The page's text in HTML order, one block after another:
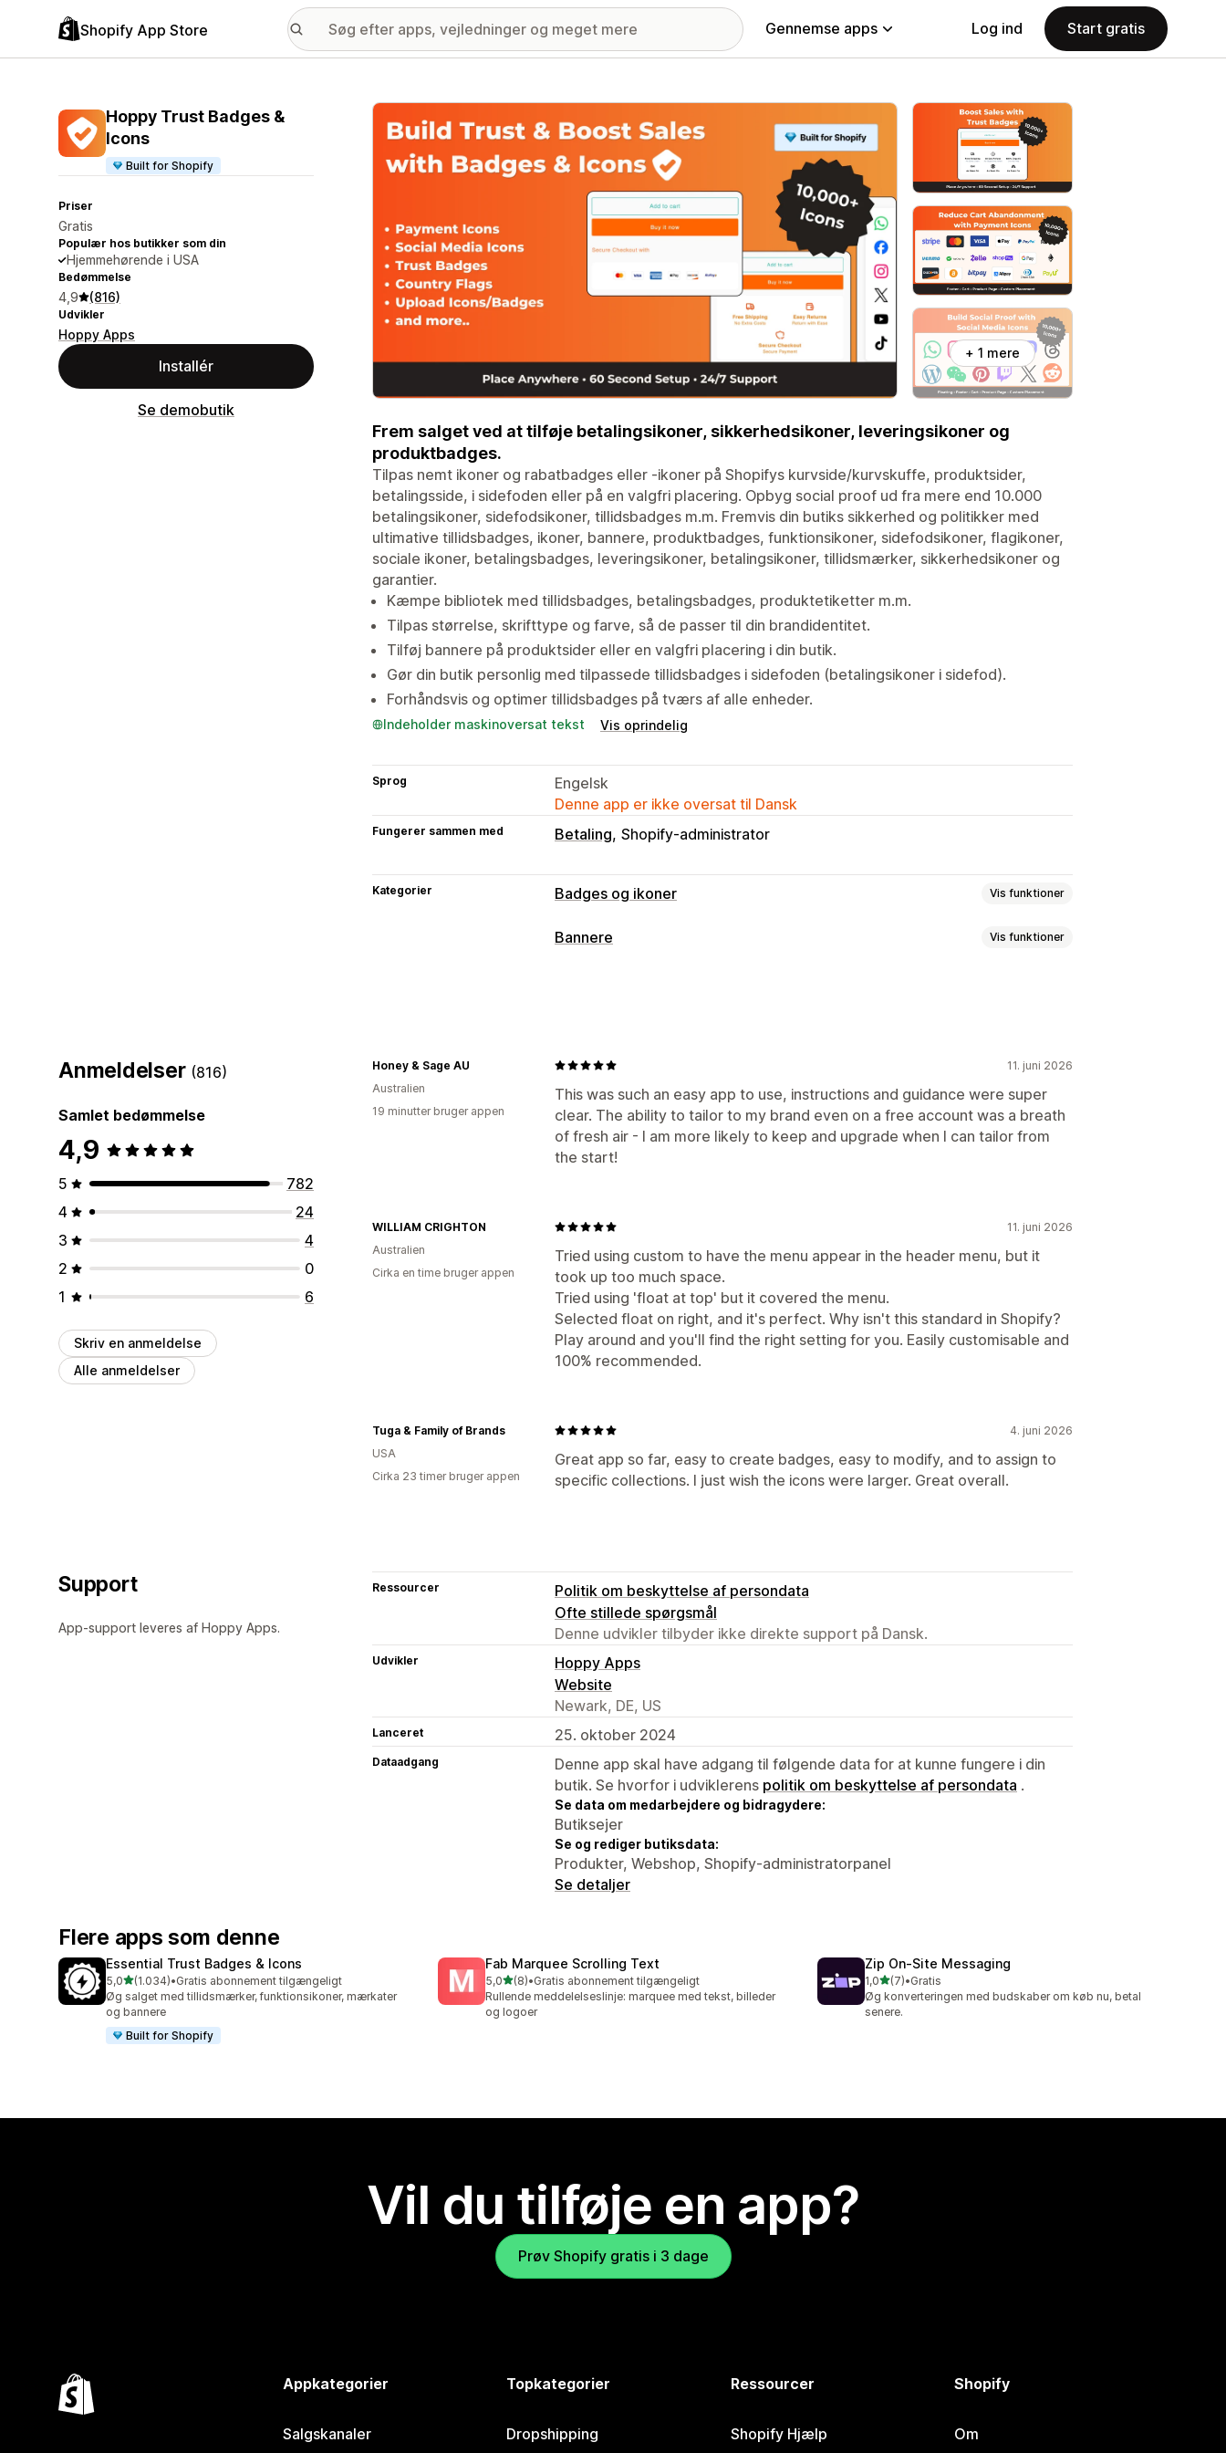
Shopify App Store Gennemse apps Log ind Start gratis
Hoppy Trust Badges &
Icons
Built for Shopify
Priser
Gratis
Populær hos butikker som din
Hjemmehørende i USA
Bedømmelse
4,9 (816)
Udvikler
Hoppy Apps
Installér
Se demobutik
Galleri med udvalgte billeder
+ 1 mere
Frem salget ved at tilføje betalingsikoner, sikkerhedsikoner, leveringsikoner og
produktbadges.
Tilpas nemt ikoner og rabatbadges eller -ikoner på Shopifys kurvside/kurvskuffe, produktsider,
betalingsside, i sidefoden eller på en valgfri placering. Opbyg social proof ud fra mere end 10.000
betalingsikoner, sidefodsikoner, tillidsbadges m.m. Fremvis din butiks sikkerhed og politikker med
ultimative tillidsbadges, ikoner, bannere, produktbadges, funktionsikoner, sidefodsikoner, flagikoner,
sociale ikoner, betalingsbadges, leveringsikoner, betalingsikoner, tillidsmærker, sikkerhedsikoner og
garantier.
Kæmpe bibliotek med tillidsbadges, betalingsbadges, produktetiketter m.m.
Tilpas størrelse, skrifttype og farve, så de passer til din brandidentitet.
Tilføj bannere på produktsider eller en valgfri placering i din butik.
Gør din butik personlig med tilpassede tillidsbadges i sidefoden (betalingsikoner i sidefod).
Forhåndsvis og optimer tillidsbadges på tværs af alle enheder.
Indeholder maskinoversat tekst Vis oprindelig
Sprog
Engelsk
Denne app er ikke oversat til Dansk
Fungerer sammen med Betaling Shopify-administrator
Kategorier Badges og ikoner Vis funktioner
Ikontyper
Styling Størrelse
Enhedsspecifik
Planlægning
Placering af ikon
Manuel placering
Søgeside
Bannere Vis funktioner
Tilpasning
Placering af banner Animationer Links og knapper Baggrunde
Farve og skrifttype
Tilpasset CSS Emojis Flere sprog
Dynamisk på mobil Planlægning Målretning mod lokation
Anmeldelser (816)
Samlet bedømmelse
4,9
5
782
4
24
3
4
2
0
1
6
Skriv en anmeldelse
Alle anmeldelser
11. juni 2026
This was such an easy app to use, instructions and guidance were super
clear. The ability to tailor to my brand even on a free account was a breath
of fresh air - I am more likely to keep and upgrade when I can tailor from
the start!
Honey & Sage AU
Australien
19 minutter bruger appen
11. juni 2026
Tried using custom to have the menu appear in the header menu, but it
took up too much space.
Tried using 'float at top' but it covered the menu.
Selected float on right, and it's perfect. Why isn't this standard in Shopify?
Play around and you'll find the right setting for you. Easily customisable and
100% recommended.
WILLIAM CRIGHTON
Australien
Cirka en time bruger appen
4. juni 2026
Great app so far, easy to create badges, easy to modify, and to assign to
specific collections. I just wish the icons were larger. Great overall.
Tuga & Family of Brands
USA
Cirka 23 timer bruger appen
Support
App-support leveres af Hoppy Apps.
Ressourcer
Politik om beskyttelse af persondata
Ofte stillede spørgsmål
Denne udvikler tilbyder ikke direkte support på Dansk.
Udvikler
Hoppy Apps
Website
Newark, DE, US
Lanceret 25. oktober 2024
Dataadgang
Denne app skal have adgang til følgende data for at kunne fungere i din
butik. Se hvorfor i udviklerens politik om beskyttelse af persondata .
Se data om medarbejdere og bidragydere:
Butiksejer
Se og rediger butiksdata:
Produkter, Webshop, Shopify-administratorpanel
Se detaljer
Flere apps som denne
Essential Trust Badges & Icons
5,0ud af 5 stjerner
(1.034)
1034 anmeldelser i alt
•Gratis abonnement tilgængeligt
Øg salget med tillidsmærker, funktionsikoner, mærkater
og bannere
Built for Shopify
Fab Marquee Scrolling Text
5,0ud af 5 stjerner
(8)
8 anmeldelser i alt
•Gratis abonnement tilgængeligt
Rullende meddelelseslinje: marquee med tekst, billeder
og logoer
Zip On‑Site Messaging
1,0ud af 5 stjerner
(7)
7 anmeldelser i alt
•Gratis
Øg konverteringen med budskaber om køb nu, betal
senere.
Vil du tilføje en app?
Prøv Shopify gratis i 3 dage
Appkategorier
Salgskanaler
Topkategorier
Dropshipping
Ressourcer
Shopify Hjælp
Shopify
Om